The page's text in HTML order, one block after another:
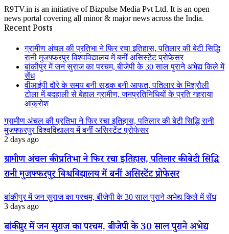
R9TV.in is an initiative of Bizpulse Media Pvt Ltd. It is an open
news portal covering all minor & major news across the India.
Recent Posts
ग्रामीण अंचल की प्रतिभा ने फिर रचा इतिहास, पतिलार की बेटी सिद्धि
रानी मुजफ्फरपुर विश्वविद्यालय में बनीं असिस्टेंट प्रोफेसर
बांकीपुर में जन सुराज का परचम, बीजेपी के 30 साल पुराने अभेद्य किले में
सेंध
वीआईपी दौरे के समय बनी सड़क बनी आफत, पतिलार के मिश्रौली
टोला में बदहाली से बेहाल ग्रामीण, जनप्रतिनिधियों के प्रति गहराया
आक्रोश
ग्रामीण अंचल की प्रतिभा ने फिर रचा इतिहास, पतिलार की बेटी सिद्धि रानी
मुजफ्फरपुर विश्वविद्यालय में बनीं असिस्टेंट प्रोफेसर
2 days ago
ग्रामीण अंचल की प्रतिभा ने फिर रचा इतिहास, पतिलार की बेटी सिद्धि
रानी मुजफ्फरपुर विश्वविद्यालय में बनीं असिस्टेंट प्रोफेसर
बांकीपुर में जन सुराज का परचम, बीजेपी के 30 साल पुराने अभेद्य किले में सेंध
3 days ago
बांकीपुर में जन सुराज का परचम, बीजेपी के 30 साल पुराने अभेद्य